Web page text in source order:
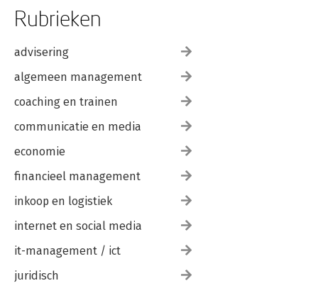
Rubrieken
advisering
algemeen management
coaching en trainen
communicatie en media
economie
financieel management
inkoop en logistiek
internet en social media
it-management / ict
juridisch